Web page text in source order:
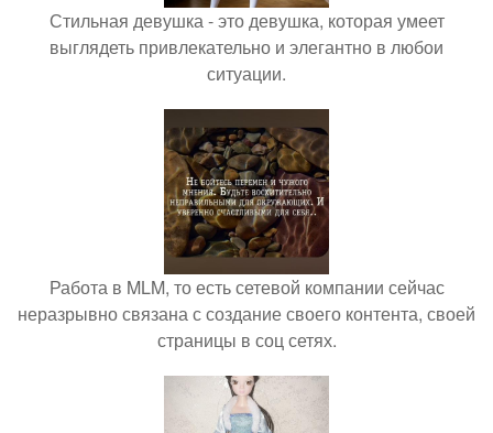
Стильная девушка - это девушка, которая умеет
выглядеть привлекательно и элегантно в любои
ситуации.
Работа в MLM, то есть сетевой компании сейчас
неразрывно связана с создание своего контента, своей
страницы в соц сетях.